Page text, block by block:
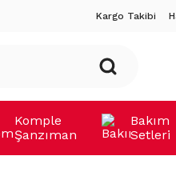
Kargo Takibi
Komple
Şanzıman
Bakım
Setleri